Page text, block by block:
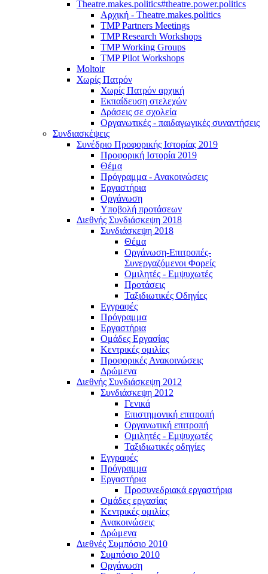
Theatre.makes.politics#theatre.power.politics
Αρχική - Theatre.makes.politics
TMP Partners Meetings
TMP Research Workshops
TMP Working Groups
TMP Pilot Workshops
Moltoir
Χωρίς Πατρόν
Χωρίς Πατρόν αρχική
Εκπαίδευση στελεχών
Δράσεις σε σχολεία
Οργανωτικές - παιδαγωγικές συναντήσεις
Συνδιασκέψεις
Συνέδριο Προφορικής Ιστορίας 2019
Προφορική Ιστορία 2019
Θέμα
Πρόγραμμα - Ανακοινώσεις
Εργαστήρια
Οργάνωση
Υποβολή προτάσεων
Διεθνής Συνδιάσκεψη 2018
Συνδιάσκεψη 2018
Θέμα
Οργάνωση-Επιτροπές-
Συνεργαζόμενοι Φορείς
Ομιλητές - Εμψυχωτές
Προτάσεις
Ταξιδιωτικές Οδηγίες
Εγγραφές
Πρόγραμμα
Εργαστήρια
Ομάδες Εργασίας
Κεντρικές ομιλίες
Προφορικές Ανακοινώσεις
Δρώμενα
Διεθνής Συνδιάσκεψη 2012
Συνδιάσκεψη 2012
Γενικά
Επιστημονική επιτροπή
Οργανωτική επιτροπή
Ομιλητές - Εμψυχωτές
Ταξιδιωτικές οδηγίες
Εγγραφές
Πρόγραμμα
Εργαστήρια
Προσυνεδριακά εργαστήρια
Ομάδες εργασίας
Κεντρικές ομιλίες
Ανακοινώσεις
Δρώμενα
Διεθνές Συμπόσιο 2010
Συμπόσιο 2010
Οργάνωση